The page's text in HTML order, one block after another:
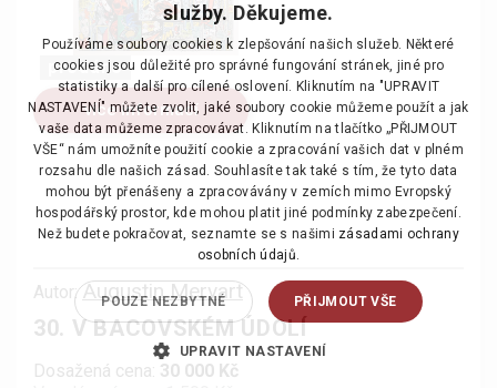
prodáno
více informací
Autor:Augustin Mervart
30. V BACOVSKÉM ÚDOLÍ
Dosažená cena: 30 000 Kč
služby. Děkujeme.
Používáme soubory cookies k zlepšování našich služeb. Některé
cookies jsou důležité pro správné fungování stránek, jiné pro
statistiky a další pro cílené oslovení. Kliknutím na "UPRAVIT
NASTAVENÍ" můžete zvolit, jaké soubory cookie můžeme použít a jak
vaše data můžeme zpracovávat. Kliknutím na tlačítko „PŘIJMOUT
VŠE“ nám umožníte použití cookie a zpracování vašich dat v plném
rozsahu dle našich zásad. Souhlasíte tak také s tím, že tyto data
mohou být přenášeny a zpracovávány v zemích mimo Evropský
hospodářský prostor, kde mohou platit jiné podmínky zabezpečení.
Než budete pokračovat, seznamte se s našimi zásadami ochrany
osobních údajů.
PŘIJMOUT VŠE
POUZE NEZBYTNÉ
UPRAVIT NASTAVENÍ